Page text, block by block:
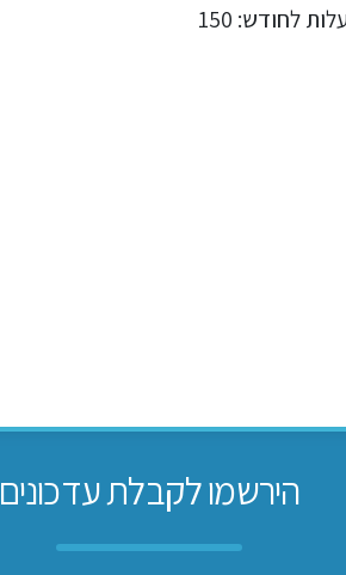
אשכול בימים: א'/ג' בשעות: 17:15-18:00 עלות לחודש: 150
הירשמו לקבלת עדכונים